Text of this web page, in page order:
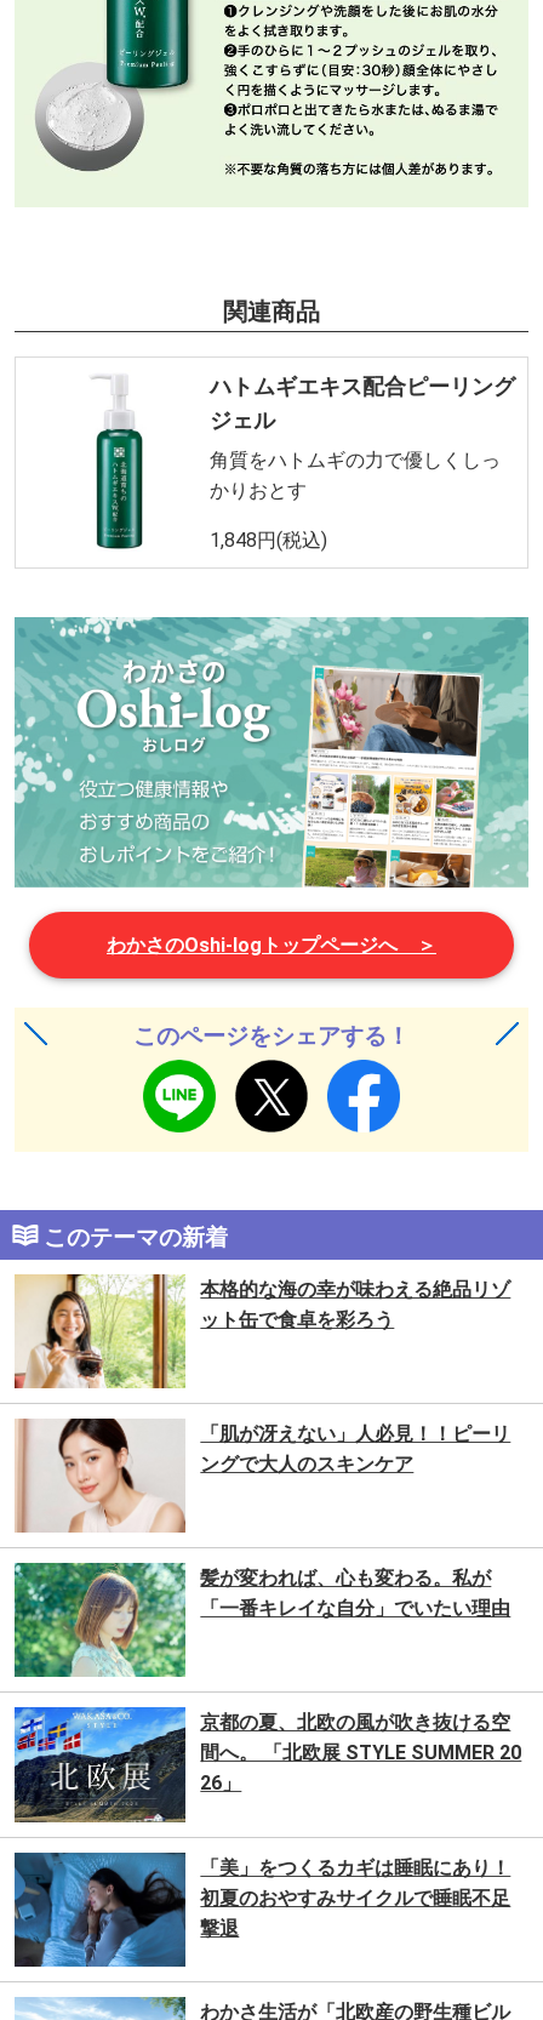
関連商品
ハトムギエキス配合ピーリング
ジェル
角質をハトムギの力で優しくしっ
かりおとす
1,848円(税込)
わかさのOshi-logトップページへ ＞
このページをシェアする！
このテーマの新着
本格的な海の幸が味わえる絶品リゾ
ット缶で食卓を彩ろう
「肌が冴えない」人必見！！ピーリ
ングで⼤⼈のスキンケア
髪が変われば、心も変わる。私が
「一番キレイな自分」でいたい理由
京都の夏、北欧の風が吹き抜ける空
間へ。 「北欧展 STYLE SUMMER 20
26」
「美」をつくるカギは睡眠にあり！
初夏のおやすみサイクルで睡眠不足
撃退
わかさ生活が「北欧産の野生種ビル